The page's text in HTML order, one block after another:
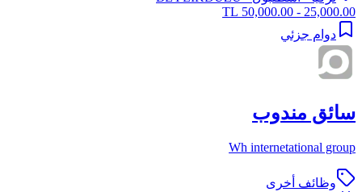
25,000.00 - 50,000.00 TL
دوام جزئي
سائق مندوب
Wh internetational group
وظائف أخرى